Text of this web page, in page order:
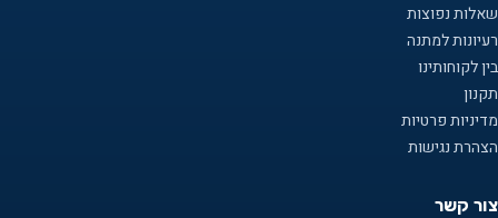
שאלות נפוצות
רעיונות למתנה
בין לקוחותינו
תקנון
מדיניות פרטיות
הצהרת נגישות
צור קשר